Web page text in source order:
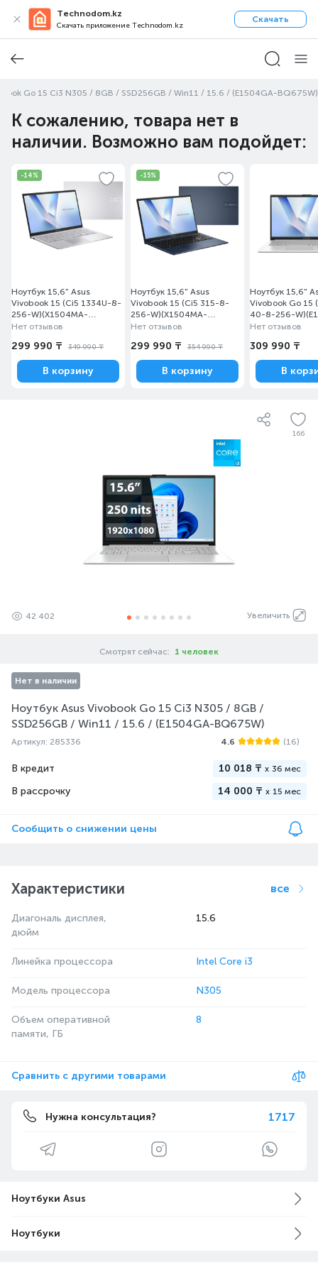
Technodom.kz
Скачать приложение Technodom.kz
Скачать
Go 15 Ci3 N305 / 8GB / SSD256GB / Win11 / 15.6 / (E1504GA-BQ675W)
К сожалению, товара нет в
наличии. Возможно вам подойдет:
-14%
Ноутбук 15,6" Asus
Vivobook 15 (Ci5 1334U-8-
256-W)(X1504MA-
BQ943W)
Нет отзывов
299 990 ₸ 349 990 ₸
В корзину
-15%
Ноутбук 15,6" Asus
Vivobook 15 (Ci5 315-8-
256-W)(X1504MA-
BQ1113W)
Нет отзывов
299 990 ₸ 354 990 ₸
В корзину
Ноутбук 15,6"
Vivobook Go 15
40-8-256-
BQ5800W)
Нет отзывов
309 990 ₸
В
166
Увеличить
42 402
Смотрят сейчас: 1 человек
Нет в наличии
Ноутбук Asus Vivobook Go 15 Ci3 N305 / 8GB /
SSD256GB / Win11 / 15.6 / (E1504GA-BQ675W)
Артикул: 285336 4.6 (16)
В кредит 10 018 ₸ x 36 мес
В рассрочку 14 000 ₸ x 15 мес
Сообщить о снижении цены
Характеристики все
Диагональ дисплея,
дюйм
15.6
Линейка процессора Intel Core i3
Модель процессора N305
Объем оперативной
памяти, ГБ
8
Сравнить с другими товарами
Нужна консультация? 1717
Ноутбуки Asus
Ноутбуки